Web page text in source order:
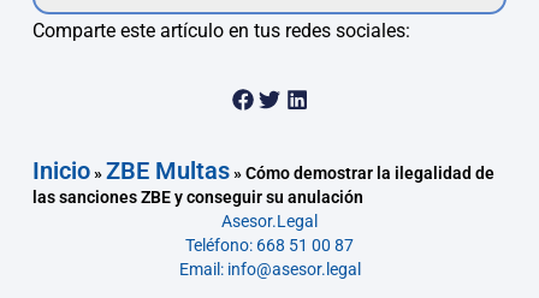
Comparte este artículo en tus redes sociales:
Inicio»ZBE Multas»Cómo demostrar la ilegalidad de
las sanciones ZBE y conseguir su anulación
Asesor.Legal
Teléfono: 668 51 00 87
Email: info@asesor.legal